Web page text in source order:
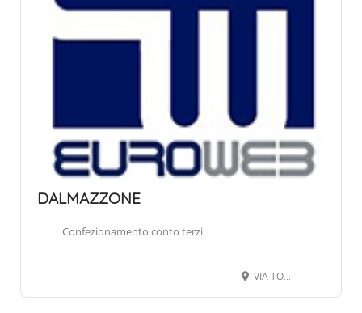
DALMAZZONE
Confezionamento conto terzi
VIA TORINO 263, 12063 DOGLIANI CN